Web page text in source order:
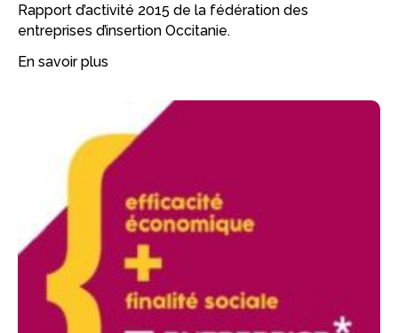
Rapport d’activité 2015 de la fédération des
entreprises d’insertion Occitanie.
En savoir plus